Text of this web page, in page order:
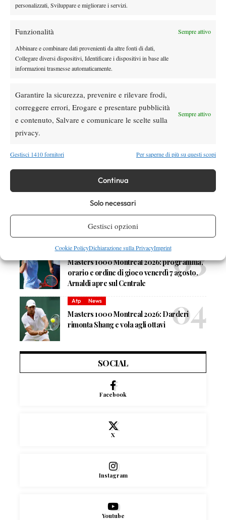
personalizzati, Sviluppare e migliorare i servizi.
Funzionalità Sempre attivo
Abbinare e combinare dati provenienti da altre fonti di dati,
Collegare diversi dispositivi, Identificare i dispositivi in base alle
informazioni trasmesse automaticamente.
Garantire la sicurezza, prevenire e rilevare frodi,
correggere errori, Erogare e presentare pubblicità
e contenuto, Salvare e comunicare le scelte sulla
privacy.
Sempre attivo
Gestisci 1410 fornitori Per saperne di più su questi scopi
Continua
Solo necessari
Gestisci opzioni
Cookie PolicyDichiarazione sulla PrivacyImprint
campo con una mentalità positiva possono succedere più cose
spesso arrivano più cose negative.
Sono contento del mio
è sicuramente positivo”.
Dalle porte dell’eliminazione alla gloria:
Norrie scrive la sua favola a Montreal,
rimonta folle su de Minaur
Atp News
Masters 1000 Montreal 2026: programma,
orario e ordine di gioco venerdì 7 agosto.
Arnaldi apre sul Centrale
Atp News
Masters 1000 Montreal 2026: Darderi
rimonta Shang e vola agli ottavi
SOCIAL
Facebook
X
Instagram
Youtube